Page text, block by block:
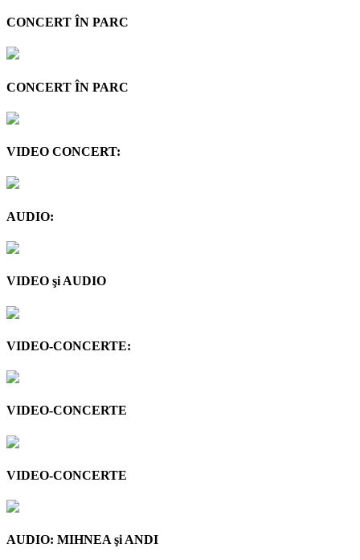
CONCERT ÎN PARC
CONCERT ÎN PARC
VIDEO CONCERT:
AUDIO:
VIDEO şi AUDIO
VIDEO-CONCERTE:
VIDEO-CONCERTE
VIDEO-CONCERTE
AUDIO: MIHNEA şi ANDI